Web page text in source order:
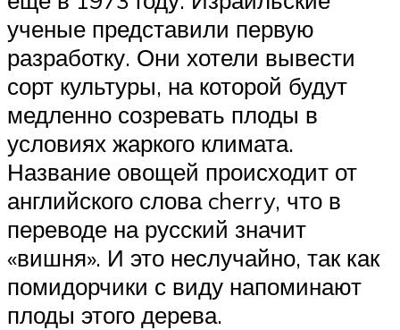
ученые представили первую
разработку. Они хотели вывести
сорт культуры, на которой будут
медленно созревать плоды в
условиях жаркого климата.
Название овощей происходит от
английского слова cherry, что в
переводе на русский значит
«вишня». И это неслучайно, так как
помидорчики с виду напоминают
плоды этого дерева.